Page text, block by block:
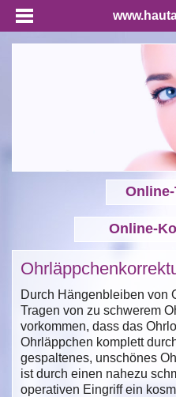
Online-
Durch Hängenbleiben von
Tragen von zu schwerem
vorkommen, dass das
Ohrläppchen komplett
gespaltenes, unschönes
ist durch einen nahezu
operativen Eingriff ein